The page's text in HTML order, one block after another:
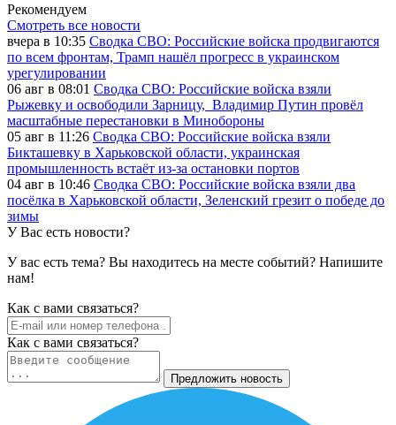
Рекомендуем
Смотреть все новости
вчера в 10:35 Сводка СВО: Российские войска продвигаются
по всем фронтам, Трамп нашёл прогресс в украинском
урегулировании
06 авг в 08:01 Сводка СВО: Российские войска взяли
Рыжевку и освободили Зарницу, Владимир Путин провёл
масштабные перестановки в Минобороны
05 авг в 11:26 Сводка СВО: Российские войска взяли
Бикташевку в Харьковской области, украинская
промышленность встаёт из-за остановки портов
04 авг в 10:46 Сводка СВО: Российские войска взяли два
посёлка в Харьковской области, Зеленский грезит о победе до
зимы
У Вас есть новости?
У вас есть тема? Вы находитесь на месте событий? Напишите
нам!
Как c вами связаться?
Как c вами связаться?
Предложить новость